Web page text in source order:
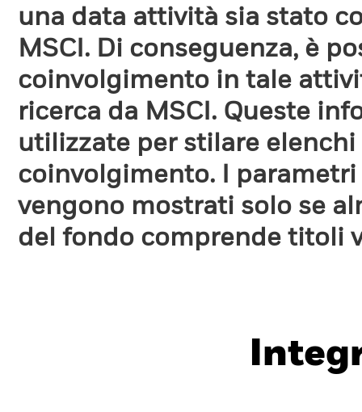
una data attività sia stato
MSCI. Di conseguenza, è
coinvolgimento in tale
ricerca da MSCI. Queste
utilizzate per stilare
coinvolgimento. I
vengono mostrati solo se
del fondo comprende titoli